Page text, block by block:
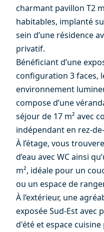
charmant pavillon T2
habitables, implanté
sein d’une résidence
privatif.
Bénéficiant d’une
configuration 3 faces,
environnement
compose d’une
séjour de 17 m² avec
indépendant en rez-
À l’étage, vous
d’eau avec WC ainsi
m², idéale pour un
ou un espace de
À l’extérieur, une
exposée Sud-Est
d'été et espace